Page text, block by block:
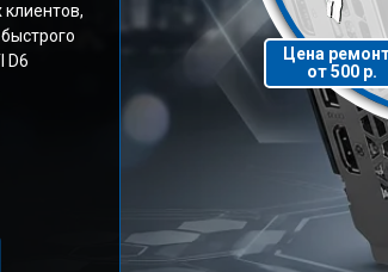
D6
Цена
от 500 р.